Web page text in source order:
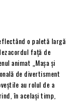
o paletă largă
față de
animat „Mașa și
de divertisment
au rolul de a
în același timp,